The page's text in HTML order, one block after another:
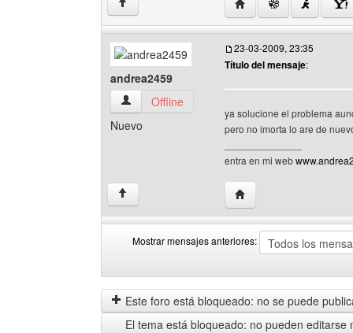
↑
andrea2459
andrea2459 Ver perfil del usuario
Offline
Nuevo
23-03-2009, 23:35
Título del mensaje:
ya solucione el problema
pero no imorta lo are de
entra en mi web
↑ Visitar sitio web del
Mostrar mensajes anteriores:
mensajes
anteriores
by
Este foro está bloqueado: no se puede
El tema está bloqueado: no pueden editarse